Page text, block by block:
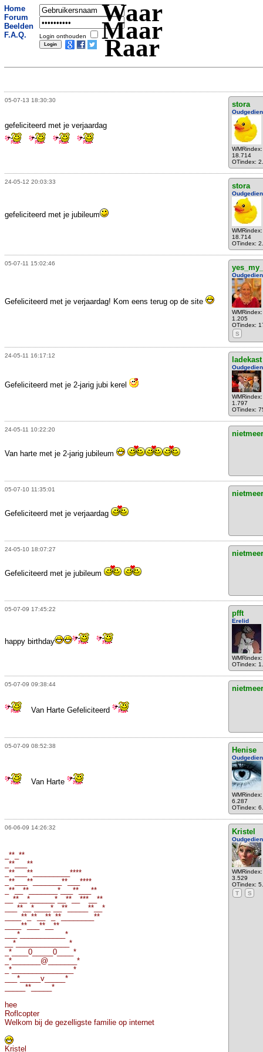
Home
Forum
Beelden
F.A.Q.
Login onthouden
Waar
Maar
Raar
05-07-13 18:30:30 stora
WMRindex:
18.714
OTindex:
gefeliciteerd met je verjaardag
24-05-12 20:03:33 stora
WMRindex:
18.714
OTindex:
gefeliciteerd met je jubileum
05-07-11 15:02:46
WMRindex:
1.205
OTindex:
S
Gefeliciteerd met je verjaardag! Kom eens terug op de site
24-05-11 16:17:12 ladekast
WMRindex:
1.797
OTindex:
Gefeliciteerd met je 2-jarig jubi kerel
24-05-11 10:22:20 nietmeer
Van harte met je 2-jarig jubileum
05-07-10 11:35:01 nietmeer
Gefeliciteerd met je verjaardag
24-05-10 18:07:27 nietmeer
Gefeliciteerd met je jubileum
05-07-09 17:45:22 pfft
Erelid
OTindex:
happy birthday
05-07-09 09:38:44 nietmeer
Van Harte Gefeliciteerd
05-07-09 08:52:38 Henise
WMRindex:
6.287
OTindex:
Van Harte
06-06-09 14:26:32 Kristel
WMRindex:
3.529
OTindex:
T
S
_**_**
_**___**
_**___**_________****
_**___**_______**___****
_**__**_______*___**___**
__**__*______*__**__***__**
___**__*____*__**_____**__*
____**_**__**_**________**
____**___**__**
___*___________*
__*_____________*
_*____0_____0____*
_*_______@_______*
_*_______________*
___*_____v_____*
_____**_____*
hee
Roflcopter
Welkom bij de gezelligste familie op internet
Kristel